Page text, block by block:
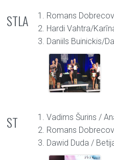
STLA
1. Romans
2. Hardi Vahtra/
3. Daniils Buinickis/
ST
1. Vadims Šurins /
2. Romans
3. Dawid Duda /